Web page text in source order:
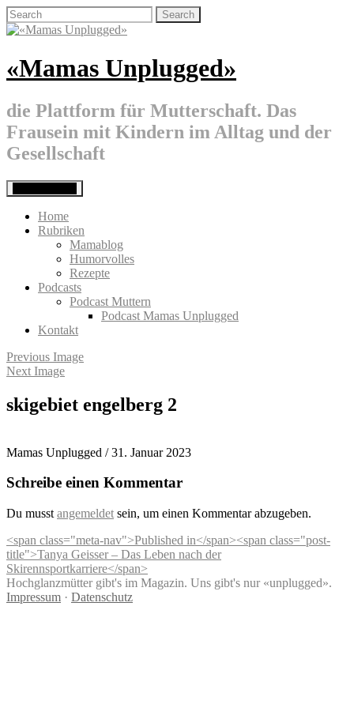
Skip
to
Search
for:
«Mamas Unplugged»
die Plattform für Mutterschaft. Das
Frausein mit Kindern im Alltag und der
Gesellschaft
Home
Rubriken
Mamablog
Humorvolles
Rezepte
Podcasts
Podcast Muttern
Podcast Mamas Unplugged
Kontakt
Previous Image
Next Image
skigebiet engelberg 2
Mamas Unplugged /31. Januar 2023
Schreibe einen Kommentar
Du musst angemeldet sein, um einen Kommentar abzugeben.
Beitragsnavigation
<span class="meta-nav">Published in</span><span class="post-
title">Tanya Geisser – Das Leben nach der
Skirennsportkarriere</span>
Hochglanzmütter gibt's im Magazin. Uns gibt's nur «unplugged».
Impressum · Datenschutz